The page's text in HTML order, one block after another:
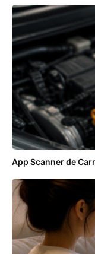
App Scanner de